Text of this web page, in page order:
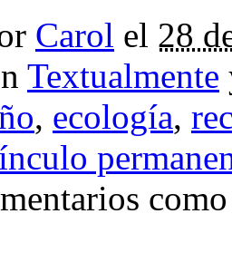
Carol el 28
Textualmente
, ecología,